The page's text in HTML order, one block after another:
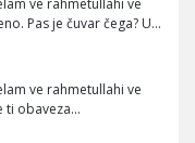
ve rahmetullahi ve
Pas je čuvar čega? U…
ve rahmetullahi ve
ti obaveza…